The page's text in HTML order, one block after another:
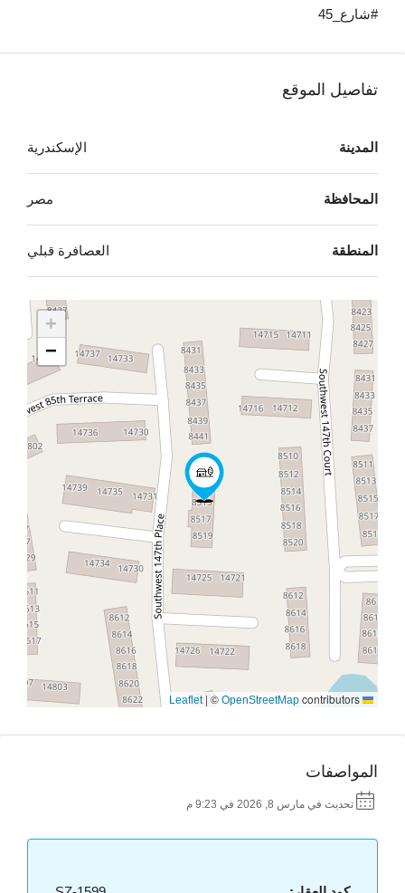
#شارع_45
تفاصيل الموقع
المدينة الإسكندرية
المحافظة مصر
المنطقة العصافرة قبلي
+
−
|© OpenStreetMap contributors
المواصفات
تحديث في مارس 8, 2026 في 9:23 م